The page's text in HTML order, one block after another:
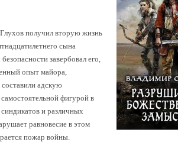
получил вторую жизнь
сына
завербовал его,
опыт майора,
адскую
фигурой в
и различных
равновесие в этом
пожар войны.